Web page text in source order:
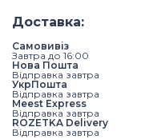
Доставка:
Самовивіз
Завтра до 16:00
Нова Пошта
Відправка завтра
УкрПошта
Відправка завтра
Meest Express
Відправка завтра
ROZETKA Delivery
Відправка завтра